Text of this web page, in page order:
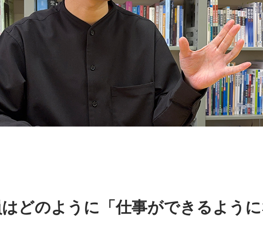
どのように「仕事ができるように